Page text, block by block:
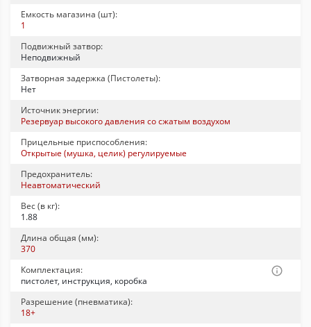
Емкость магазина (шт):
1
Подвижный затвор:
Неподвижный
Затворная задержка (Пистолеты):
Нет
Источник энергии:
Резервуар высокого давления со сжатым воздухом
Прицельные приспособления:
Открытые (мушка, целик) регулируемые
Предохранитель:
Неавтоматический
Вес (в кг):
1.88
Длина общая (мм):
370
Комплектация:
пистолет, инструкция, коробка
Разрешение (пневматика):
18+